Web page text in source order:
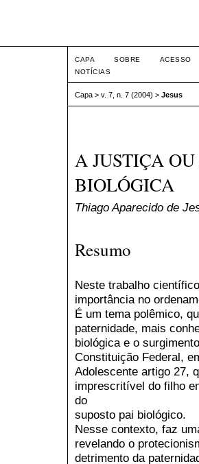
CAPA SOBRE ACESSO
NOTÍCIAS
Capa > v. 7, n. 7 (2004) > Jesus
A JUSTIÇA
BIOLÓGICA
Thiago Aparecido de
Resumo
Neste trabalho
importância no
É um tema polêmico,
paternidade, mais
biológica e o
Constituição Federal,
Adolescente artigo 27,
imprescritível do filho
do
suposto pai biológico.
Nesse contexto, faz
revelando o
detrimento da